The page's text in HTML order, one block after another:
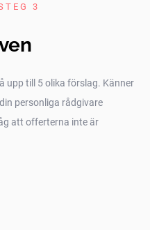
3
upp till 5 olika förslag. Känner
personliga rådgivare
att offerterna inte är